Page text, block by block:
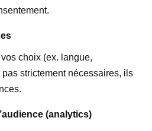
choix (ex. langue,
pas strictement nécessaires, ils
(analytics)